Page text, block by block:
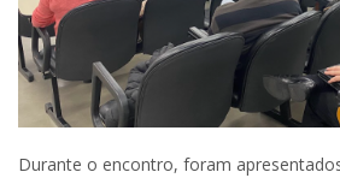
Durante o encontro, foram